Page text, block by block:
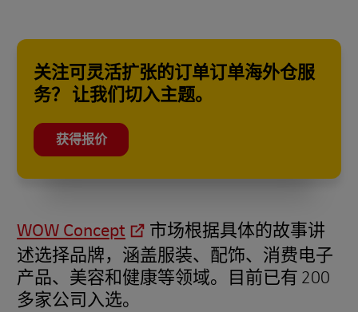
关注可灵活扩张的订单订单海外仓服
务？ 让我们切入主题。
获得报价
WOW Concept
市场根据具体的故事讲
述选择品牌，涵盖服装、配饰、消费电子
产品、美容和健康等领域。目前已有 200
多家公司入选。